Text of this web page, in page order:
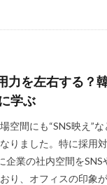
力を左右する？
学ぶ
空間にも“SNS映え”な
りました。特に採用
企業の社内空間をSNS
り、オフィスの印象